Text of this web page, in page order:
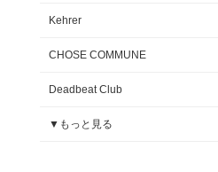
Kehrer
CHOSE COMMUNE
Deadbeat Club
▼もっと見る